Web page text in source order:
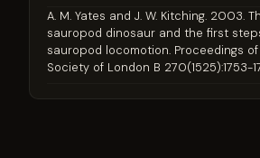
A. M. Yates and J. W. Kitching. 2003.
sauropod dinosaur and the first
sauropod locomotion. Proceedings
Society of London B 270(1525):1753-